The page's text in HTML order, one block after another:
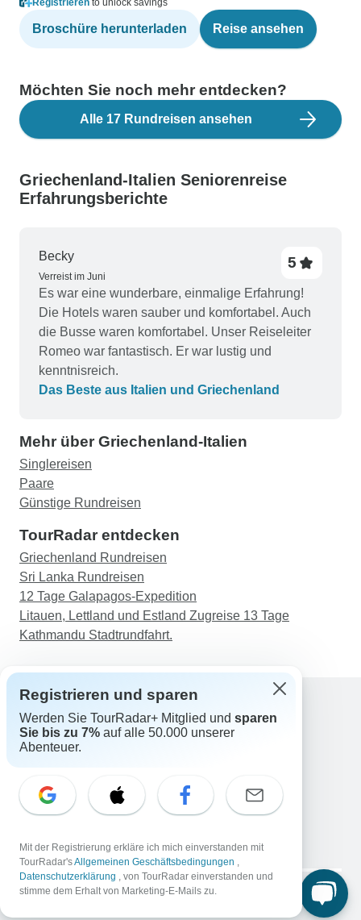
Registrieren to unlock savings
Broschüre herunterladen Reise ansehen
Möchten Sie noch mehr entdecken?
Alle 17 Rundreisen ansehen
Griechenland-Italien Seniorenreise
Erfahrungsberichte
Becky
Verreist im Juni
5
Es war eine wunderbare, einmalige Erfahrung!
Die Hotels waren sauber und komfortabel. Auch
die Busse waren komfortabel. Unser Reiseleiter
Romeo war fantastisch. Er war lustig und
kenntnisreich.
Das Beste aus Italien und Griechenland
Mehr über Griechenland-Italien
Singlereisen
Paare
Günstige Rundreisen
TourRadar entdecken
Griechenland Rundreisen
Sri Lanka Rundreisen
12 Tage Galapagos-Expedition
Litauen, Lettland und Estland Zugreise 13 Tage
Kathmandu Stadtrundfahrt.
Support
Kontakt
Schweiz +41 225 183 195
E-Mail: support@tourradar.com
EN DE ES FR NL
Copyright © TourRadar. Alle Rechte vorbehalten.
Registrieren und sparen
Werden Sie TourRadar+ Mitglied und sparen
Sie bis zu 7% auf alle 50.000 unserer
Abenteuer.
Mit der Registrierung erkläre ich mich einverstanden mit
TourRadar'sAllgemeinen Geschäftsbedingungen ,
Datenschutzerklärung , von TourRadar einverstanden und
stimme dem Erhalt von Marketing-E-Mails zu.